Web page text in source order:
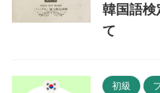
韓国語検
て
初級